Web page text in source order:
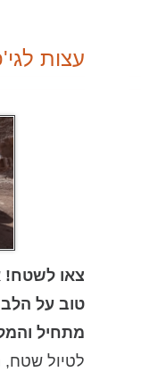
עצות
צאו לשטח!
טוב על
מתחיל
לטיול